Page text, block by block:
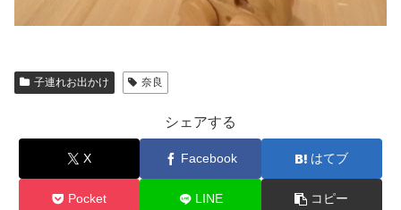
子連れお出かけ 奈良
シェアする
X Facebook はてブ
Pocket LINE コピー